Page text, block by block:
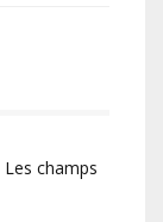
Les champs